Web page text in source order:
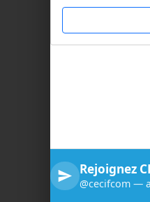
Rejoignez
@cecifcom —